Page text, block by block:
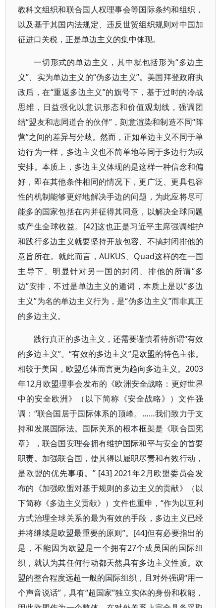
教科文组织和联合国人权理事会等国际条约和组织，
以及基于其国内法规定、违反世贸组织规则对中国加
征进口关税，正是单边主义的集中体现。
一切形式的单边主义，其中就包括形为“多边主
义”、实为单边主义的“伪多边主义”。美国拜登政府执
政后，在“重返多边主义”的旗号下，基于过时的冷战
思维，日益强化以意识形态和价值观划线，强调团
结“盟友和志同道合的伙伴”，刻意渲染和制造不同“阵
营”之间的差异与分歧。然而，正如单边主义不同于单
边行为一样，多边主义也不简单地等同于多边行为或
安排。本质上，多边主义体现的是这样一种信念和偏
好，即在其他条件相同的情况下，更广泛、更具包容
性的机制能够更好地解决手边的问题，为此应将尽可
能多的国家包括在内并征得其同意，以解决全球问题
或产生全球收益。[42]这也正是习近平主席强调维护
和践行多边主义就要坚持开放包容、不搞封闭排他的
意旨所在。就此而言，AUKUS、Quad这样的在一国
主导下、明显针对另一国的封闭、排他的所谓“多
边”安排，不过是单边主义的遁词，本质上是以“多边
主义”为名的单边主义行为，是“伪多边主义”而非真正
的多边主义。
践行真正的多边主义，还需要谨慎看待所谓“有效
的多边主义”。“有效的多边主义”是欧盟的特色主张。
相较于美国，欧盟总体而言更为趋向多边主义。2003
年12月欧盟理事会发布的《欧洲安全战略：更好世界
中的安全欧洲》（以下简称《安全战略》）文件强
调：“联合国居于国际体系的顶峰。……我们致力于支
持和发展国际法。国际关系的根本框架是《联合国宪
章》，联合国安理会拥有维护国际和平与安全的首要
职责。加强联合国，使其得以履职尽责和有效行动，
是欧盟的优先事项。” [43] 2021年2月欧盟委员会发
布的《加强欧盟对基于规则的多边主义的贡献》（以
下简称《多边主义贡献》）文件也重申，“作为以互利
方式治理全球关系的最为有效的手段，多边主义已经
并将继续是欧盟最重要的原则”。[44]但有必要指出的
是，不能因为欧盟是一个拥有27个成员国的国际组
织，就认为其任何行动都天然具有多边主义性质。欧
盟的整合程度远超一般的国际组织，且对外强调“用一
个声音说话”，具有“超国家”独立实体的身份和权能，